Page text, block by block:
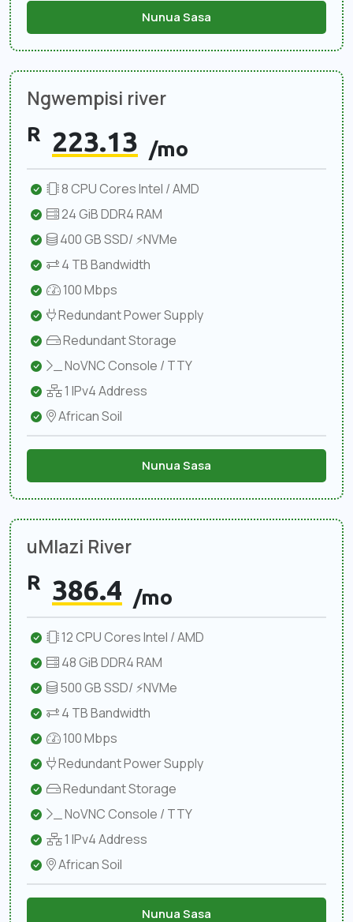
Nunua Sasa
Ngwempisi river
R 223.13 /mo
8 CPU Cores Intel / AMD
24 GiB DDR4 RAM
400 GB SSD/ ⚡NVMe
4 TB Bandwidth
100 Mbps
Redundant Power Supply
Redundant Storage
NoVNC Console / TTY
1 IPv4 Address
African Soil
Nunua Sasa
uMlazi River
R 386.4 /mo
12 CPU Cores Intel / AMD
48 GiB DDR4 RAM
500 GB SSD/ ⚡NVMe
4 TB Bandwidth
100 Mbps
Redundant Power Supply
Redundant Storage
NoVNC Console / TTY
1 IPv4 Address
African Soil
Nunua Sasa